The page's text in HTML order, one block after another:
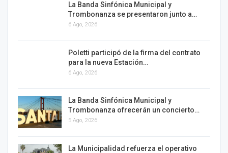
La Banda Sinfónica Municipal y
Trombonanza se presentaron junto a…
6 Ago, 2026
Poletti participó de la firma del contrato
para la nueva Estación…
6 Ago, 2026
La Banda Sinfónica Municipal y
Trombonanza ofrecerán un concierto…
5 Ago, 2026
La Municipalidad refuerza el operativo